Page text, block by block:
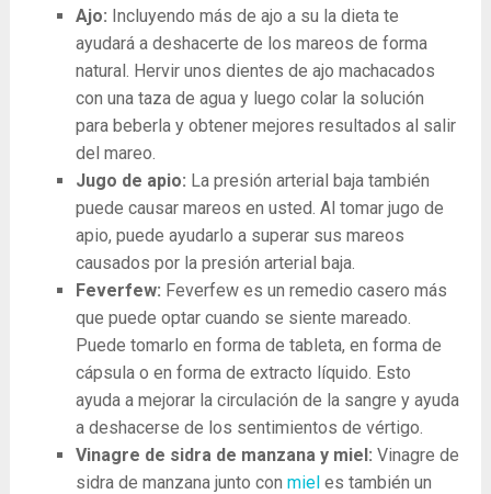
Ajo: Incluyendo más de ajo a su la dieta te
ayudará a deshacerte de los mareos de forma
natural. Hervir unos dientes de ajo machacados
con una taza de agua y luego colar la solución
para beberla y obtener mejores resultados al salir
del mareo.
Jugo de apio: La presión arterial baja también
puede causar mareos en usted. Al tomar jugo de
apio, puede ayudarlo a superar sus mareos
causados ​​por la presión arterial baja.
Feverfew: Feverfew es un remedio casero más
que puede optar cuando se siente mareado.
Puede tomarlo en forma de tableta, en forma de
cápsula o en forma de extracto líquido. Esto
ayuda a mejorar la circulación de la sangre y ayuda
a deshacerse de los sentimientos de vértigo.
Vinagre de sidra de manzana y miel: Vinagre de
sidra de manzana junto con miel es también un